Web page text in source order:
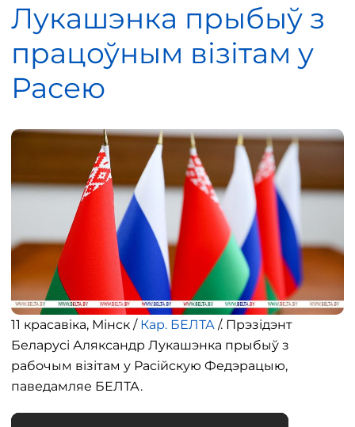
Лукашэнка прыбыў з
працоўным візітам у
Расею
11 красавіка, Мінск / Кар. БЕЛТА /. Прэзідэнт
Беларусі Аляксандр Лукашэнка прыбыў з
рабочым візітам у Расійскую Федэрацыю,
паведамляе БЕЛТА.